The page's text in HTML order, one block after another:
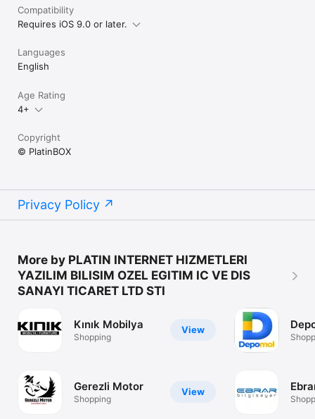
Compatibility
Requires iOS 9.0 or later.
Languages
English
Age Rating
4+
Copyright
© PlatinBOX
Privacy Policy
More by PLATIN INTERNET HIZMETLERI
YAZILIM BILISIM OZEL EGITIM IC VE DIS
SANAYI TICARET LTD STI
View
Kınık Mobilya
Shopping
View
Gerezli Motor
Shopping